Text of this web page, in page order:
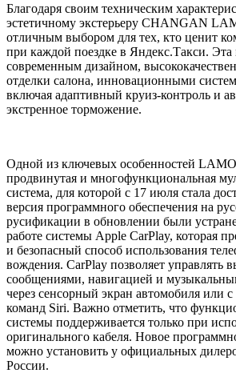
Благодаря своим техническим
эстетичному экстерьеру CHANGAN
отличным выбором для тех, кто ценит
при каждой поездке в Яндекс.Такси. Эта
современным дизайном,
отделки салона, инновационными
включая адаптивный круиз-контроль и
экстренное торможение.
Одной из ключевых особенностей
продвинутая и многофункциональная
система, для которой с 17 июля стала
версия программного обеспечения на
русификации в обновлении были
работе системы Apple CarPlay, которая
и безопасный способ использования
вождения. CarPlay позволяет управлять
сообщениями, навигацией и
через сенсорный экран автомобиля или
команд Siri. Важно отметить, что
системы поддерживается только при
оригинального кабеля. Новое
можно установить у официальных
России.